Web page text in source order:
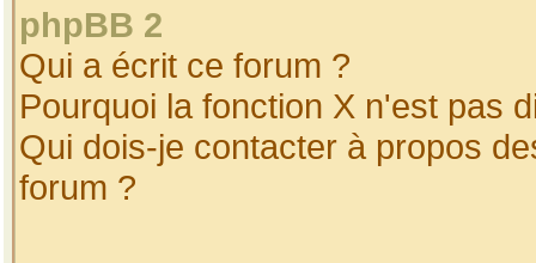
phpBB 2
Qui a écrit ce forum ?
Pourquoi la fonction X n'est pas
Qui dois-je contacter à propos
forum ?